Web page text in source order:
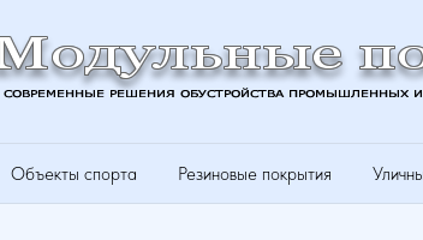
Объекты спорта Резиновые покрытия